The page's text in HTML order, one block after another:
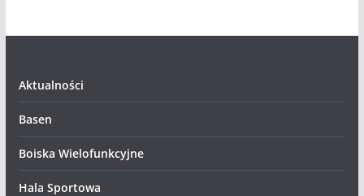
Aktualności
Basen
Boiska Wielofunkcyjne
Hala Sportowa